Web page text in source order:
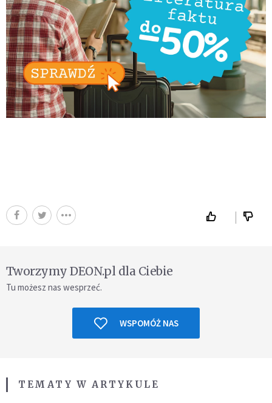
Tworzymy DEON.pl dla Ciebie
Tu możesz nas wesprzeć.
WSPOMÓŻ NAS
TEMATY W ARTYKULE